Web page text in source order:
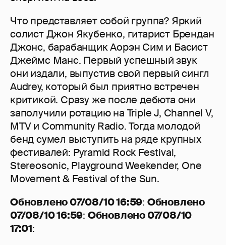
Что представляет собой группа? Яркий
солист Джон Якубенко, гитарист Брендан
Джонс, барабанщик Аорэн Сим и Басист
Джеймс Манс. Первый успешный звук
они издали, выпустив свой первый сингл
Audrey, который был приятно встречен
критикой. Сразу же после дебюта они
заполучили ротацию на Triple J, Channel V,
MTV и Community Radio. Тогда молодой
бенд сумел выступить на ряде крупных
фестивалей: Pyramid Rock Festival,
Stereosonic, Playground Weekender, One
Movement & Festival of the Sun.
Обновлено 07/08/10 16:59: Обновлено
07/08/10 16:59: Обновлено 07/08/10
17:01: